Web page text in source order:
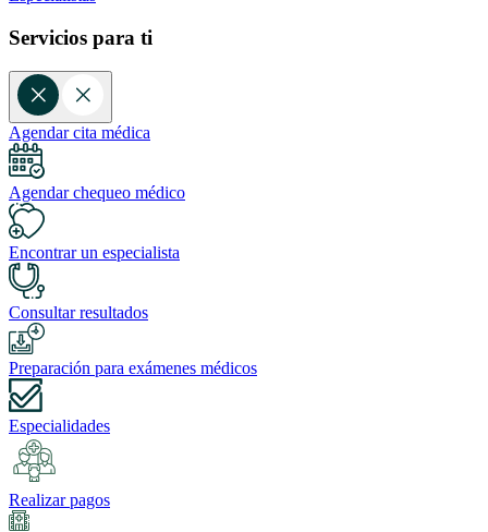
Servicios para ti
Agendar cita médica
Agendar chequeo médico
Encontrar un especialista
Consultar resultados
Preparación para exámenes médicos
Especialidades
Realizar pagos